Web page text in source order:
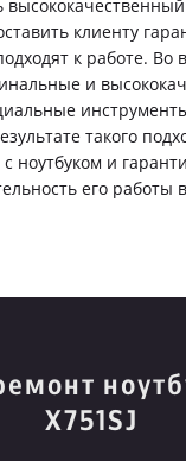
клиенту
к работе. Во
и
такого
ноутбуком и
его работы
X751SJ